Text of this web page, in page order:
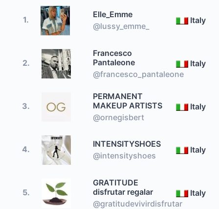
1.
Elle_Emme
@lussy_emme_
Italy
2.
Francesco
Pantaleone
@francesco_pantaleone
Italy
3.
PERMANENT
MAKEUP ARTISTS
@ornegisbert
Italy
4.
INTENSITYSHOES
@intensityshoes
Italy
5.
GRATITUDE
disfrutar regalar
@gratitudevivirdisfrutar
Italy